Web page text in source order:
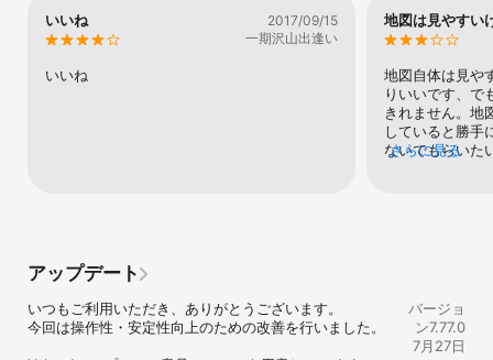
・文字のサイズを「標準」「やや大きい」「大きい」から選べま
す。
■目的地までの経路や所要時間のわかる「ルート検索」
・ルート検索は車・徒歩・公共交通機関・自転車・フライトの5つの
・車のルートは「おすすめ」「高速優先」「一般優先」の3種類から
・公共交通機関やフライトの検索結果から、きっぷやチケットを購
入できます。
■シンプルでわかりやすい「ナビゲーション」
・車・徒歩・自転車のルートをターンバイターン方式のナビで案内
いいね
2017/09/15
一期沢山出逢い
いいね
地図は見やすい
地図自体は見
りいいです、で
きれません。地
していると勝手
ないでもらいた
これをメイン
れば、周辺ス
的地がわかる
さらに見る
アップデート
いつもご利用いただき、ありがとうございます。
今回は操作性・安定性向上のための改善を行いました。
バージョ
ン7.77.0
7月27日